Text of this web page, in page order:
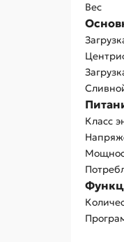
Вес
Класс